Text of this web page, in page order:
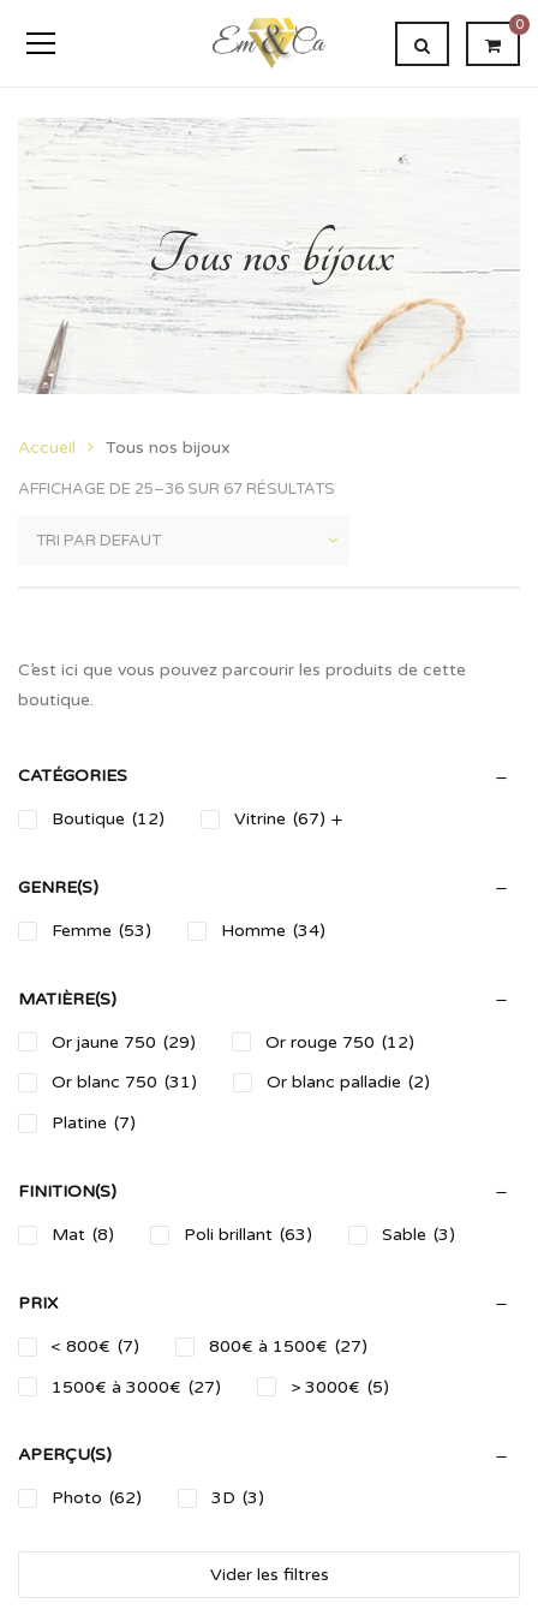
0
Tous nos bijoux
Accueil Tous nos bijoux
AFFICHAGE DE 25–36 SUR 67 RÉSULTATS
C’est ici que vous pouvez parcourir les produits de cette
boutique.
CATÉGORIES
Boutique (12) Vitrine (67)
GENRE(S)
Femme (53) Homme (34)
MATIÈRE(S)
Or jaune 750 (29) Or rouge 750 (12)
Or blanc 750 (31) Or blanc palladie (2)
Platine (7)
FINITION(S)
Mat (8) Poli brillant (63) Sable (3)
PRIX
< 800€ (7) 800€ à 1500€ (27)
1500€ à 3000€ (27) > 3000€ (5)
APERÇU(S)
Photo (62) 3D (3)
Vider les filtres